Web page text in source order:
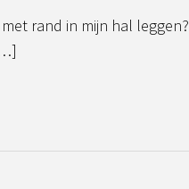
rand in mijn hal leggen?